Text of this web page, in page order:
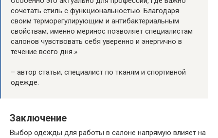
сочетать стиль с функциональностью. Благодаря
своим терморегулирующим и антибактериальным
свойствам, именно меринос позволяет специалистам
салонов чувствовать себя уверенно и энергично в
течение всего дня.»
– автор статьи, специалист по тканям и спортивной
одежде.
Заключение
Выбор одежды для работы в салоне напрямую влияет на